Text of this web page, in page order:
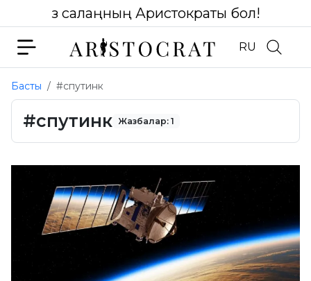
Өз салаңның Аристократы бол!
RU
Басты #спутинк
#спутинк Жазбалар: 1